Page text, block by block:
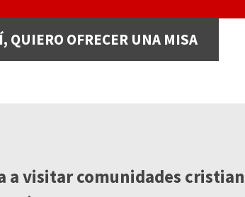
QUIERO OFRECER UNA MISA
a visitar comunidades